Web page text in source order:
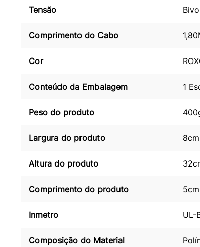
Tensão
Comprimento do Cabo
Cor
Conteúdo da Embalagem 1
Peso do produto
Largura do produto 8cm
Altura do produto
Comprimento do produto 5cm
Inmetro UL-
Composição do Material